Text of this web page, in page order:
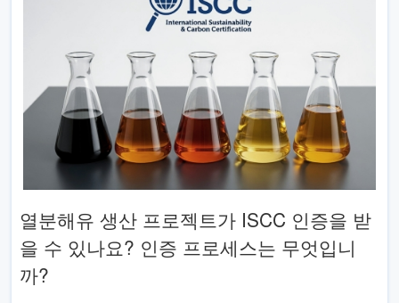
열분해유 생산 프로젝트가 ISCC 인증을 받
을 수 있나요? 인증 프로세스는 무엇입니
까?